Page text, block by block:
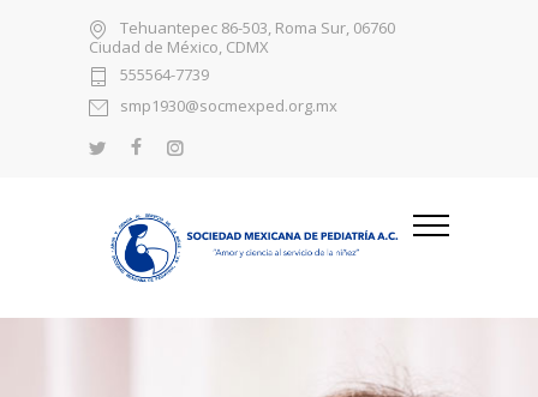
Tehuantepec 86-503, Roma Sur, 06760
Ciudad de México, CDMX
555564-7739
smp1930@socmexped.org.mx